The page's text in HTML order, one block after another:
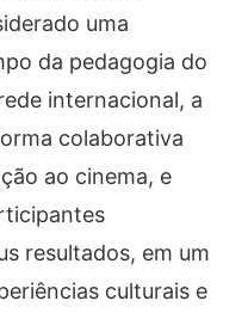
uma
da pedagogia do
internacional, a
colaborativa
ao cinema, e
resultados, em um
culturais e